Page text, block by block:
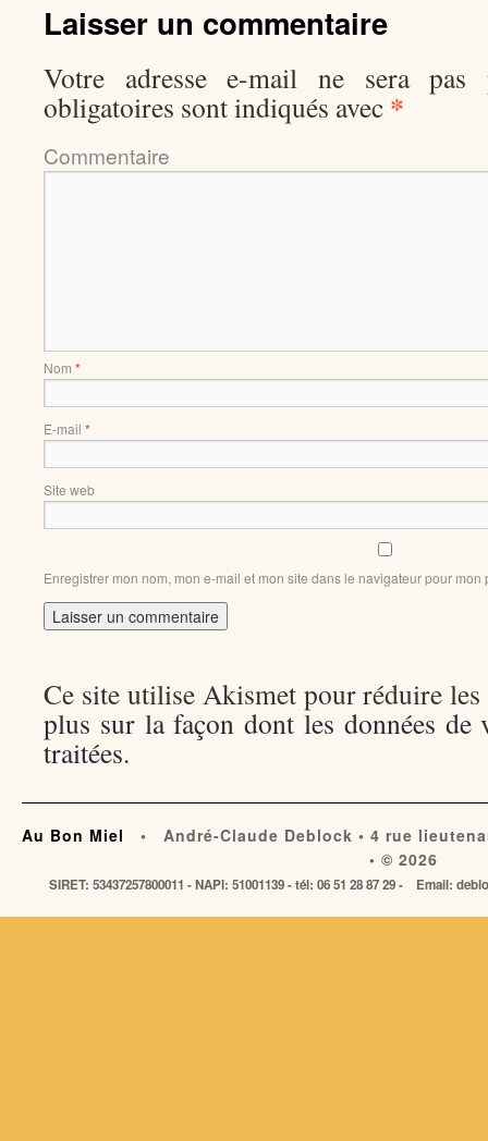
Laisser un commentaire
Votre adresse e-mail ne sera pas
obligatoires sont indiqués avec *
Nom *
E-mail *
Site web
Enregistrer mon nom, mon e-mail et mon site dans le navigateur pour
Ce site utilise Akismet pour réduire
plus sur la façon dont les données de
traitées.
Au Bon Miel
• André-Claude Deblock • 4 rue
• © 2026
SIRET: 53437257800011 - NAPI: 51001139 - tél: 06 51 28 87 29 - Email: